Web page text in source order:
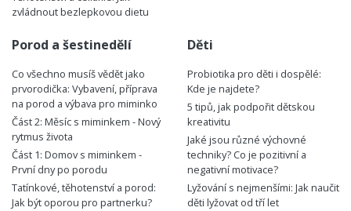
zvládnout bezlepkovou dietu
Porod a šestinedělí
Co všechno musíš vědět jako
prvorodička: Vybavení, příprava
na porod a výbava pro miminko
Část 2: Měsíc s miminkem - Nový
rytmus života
Část 1: Domov s miminkem -
První dny po porodu
Tatínkové, těhotenství a porod:
Jak být oporou pro partnerku?
Děti
Probiotika pro děti i dospělé:
Kde je najdete?
5 tipů, jak podpořit dětskou
kreativitu
Jaké jsou různé výchovné
techniky? Co je pozitivní a
negativní motivace?
Lyžování s nejmenšími: Jak naučit
děti lyžovat od tří let